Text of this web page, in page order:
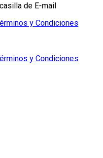
de E-mail
y Condiciones
y Condiciones